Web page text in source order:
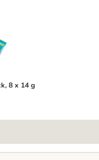
8 x 14 g
8 x 14 g